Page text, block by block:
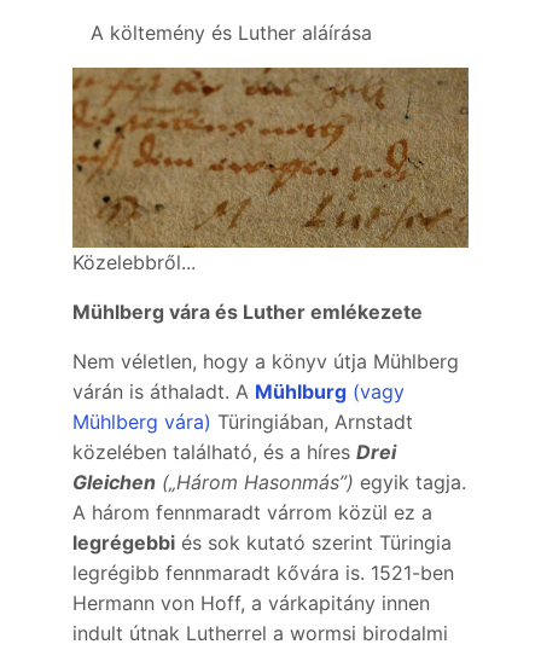
A költemény és Luther aláírása
Közelebbről...
Mühlberg vára és Luther emlékezete
Nem véletlen, hogy a könyv útja Mühlberg
várán is áthaladt. A Mühlburg (vagy
Mühlberg vára) Türingiában, Arnstadt
közelében található, és a híres Drei
Gleichen („Három Hasonmás”) egyik tagja.
A három fennmaradt várrom közül ez a
legrégebbi és sok kutató szerint Türingia
legrégibb fennmaradt kővára is. 1521-ben
Hermann von Hoff, a várkapitány innen
indult útnak Lutherrel a wormsi birodalmi